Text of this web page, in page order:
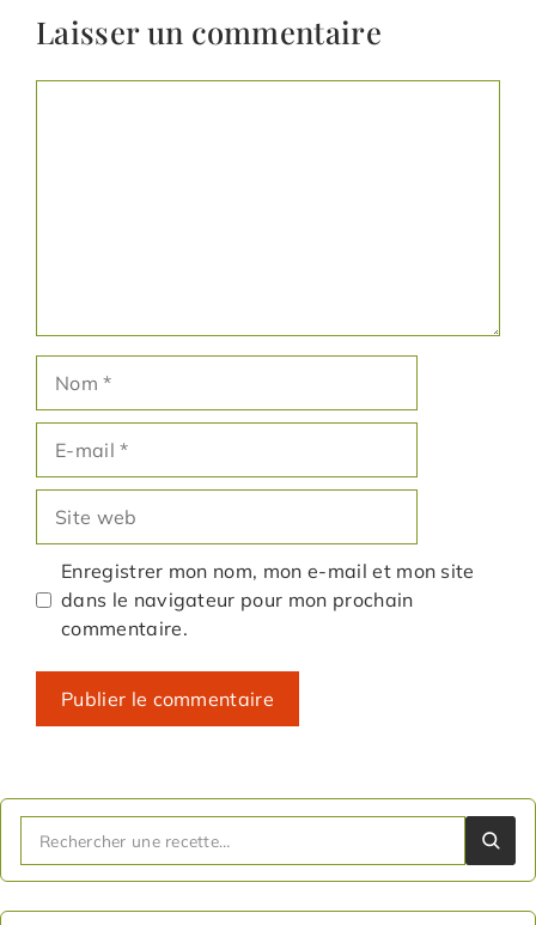
Laisser un commentaire
mail
web
Enregistrer mon nom, mon e-mail et mon site
dans le navigateur pour mon prochain
commentaire.